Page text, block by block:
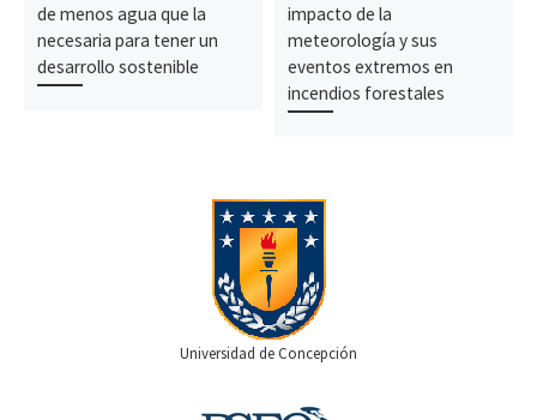
de menos agua que la
necesaria para tener un
desarrollo sostenible
impacto de la
meteorología y sus
eventos extremos en
incendios forestales
Universidad de Concepción